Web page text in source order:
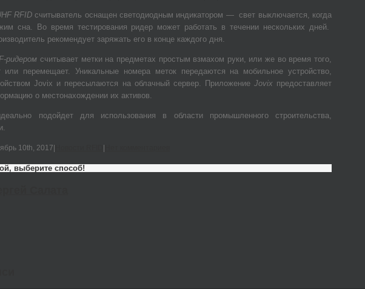
RFID считыватель оснащен светодиодным индикатором — свет выключается, когда
сна. Во время тестирования ридер может работать в течении нескольких дней.
рекомендует заряжать его в конце каждого дня.
ридером считывает метки на предметах простым взмахом руки, или же во время того,
или перемещает. Уникальные номера меток передаются на мобильное устройство,
Jovix и пересылаются на облачный сервер. Приложение Jovixпредоставляет
о местонахождении их активов.
подойдет для использования в области промышленного строительства,
10th, 2017| |
выберите способ!